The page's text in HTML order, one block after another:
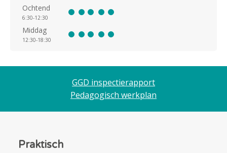
Ochtend
6:30-12:30
Middag
12:30-18:30
GGD inspectierapport
Pedagogisch werkplan
Praktisch